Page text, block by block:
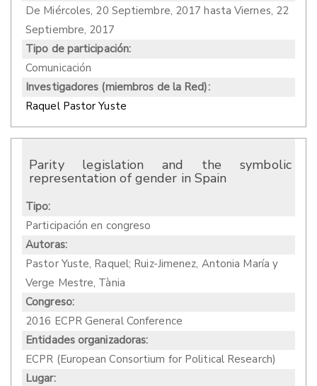
De Miércoles, 20 Septiembre, 2017 hastaViernes, 22
Septiembre, 2017
Tipo de participación:
Comunicación
Investigadores (miembros de la Red):
Raquel Pastor Yuste
Parity legislation and the symbolic
representation of gender in Spain
Tipo:
Participación en congreso
Autoras:
Pastor Yuste, Raquel; Ruiz-Jimenez, Antonia María y
Verge Mestre, Tània
Congreso:
2016 ECPR General Conference
Entidades organizadoras:
ECPR (European Consortium for Political Research)
Lugar: